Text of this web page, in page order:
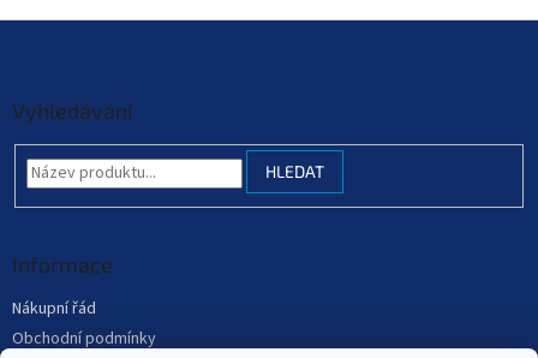
Vyhledávání
HLEDAT
Informace
Nákupní řád
Obchodní podmínky